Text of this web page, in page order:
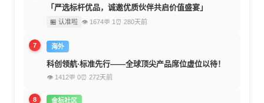
「严选标杆优品，诚邀优质伙伴共启价值盛宴」
🏪 认准啦 👁 1674💬 1 ⏰ 280天前
7 海外
科创领航·标准先行——全球顶尖产品席位虚位以待！
👁 1412💬 0⏰ 272天前
8 金标社区